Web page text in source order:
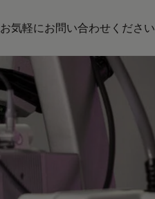
お気軽にお問い合わせください